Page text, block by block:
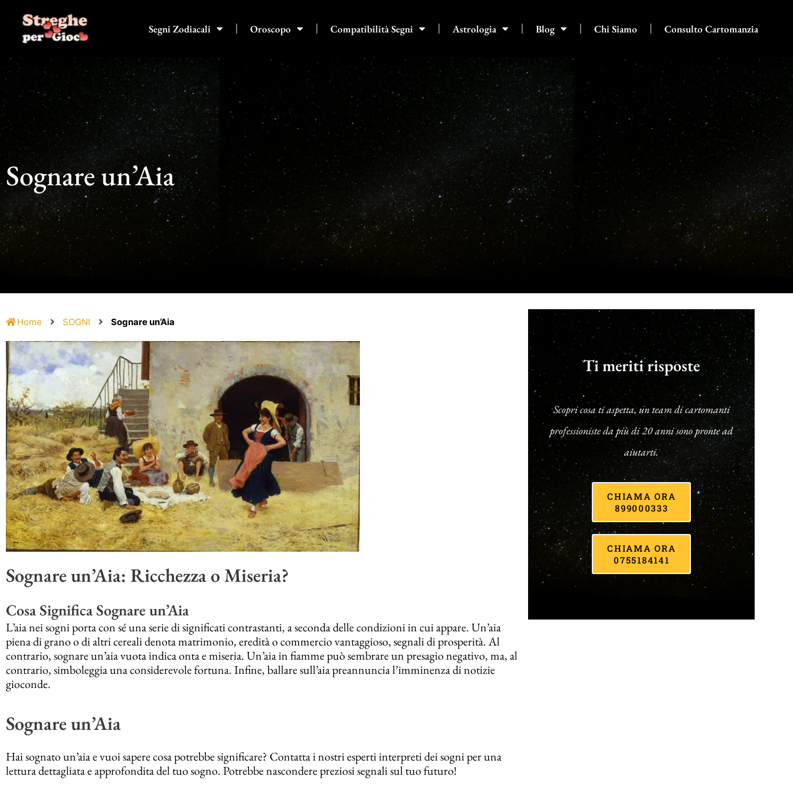
contenuto
Segni Zodiacali Oroscopo Compatibilità Segni Astrologia Blog Chi Siamo Consulto Cartomanzia
Sognare un’Aia
Home SOGNI Sognare un’Aia
Sognare un’Aia: Ricchezza o Miseria?
Cosa Significa Sognare un’Aia
L’aia nei sogni porta con sé una serie di significati contrastanti, a seconda delle condizioni in cui appare. Un’aia
piena di grano o di altri cereali denota matrimonio, eredità o commercio vantaggioso, segnali di prosperità. Al
contrario, sognare un’aia vuota indica onta e miseria. Un’aia in fiamme può sembrare un presagio negativo, ma, al
contrario, simboleggia una considerevole fortuna. Infine, ballare sull’aia preannuncia l’imminenza di notizie
gioconde.
Sognare un’Aia
Hai sognato un’aia e vuoi sapere cosa potrebbe significare? Contatta i nostri esperti interpreti dei sogni per una
lettura dettagliata e approfondita del tuo sogno. Potrebbe nascondere preziosi segnali sul tuo futuro!
Ti meriti risposte
Scopri cosa ti aspetta, un team di cartomanti
professioniste da più di 20 anni sono pronte ad
aiutarti.
CHIAMA ORA
899000333
CHIAMA ORA
0755184141